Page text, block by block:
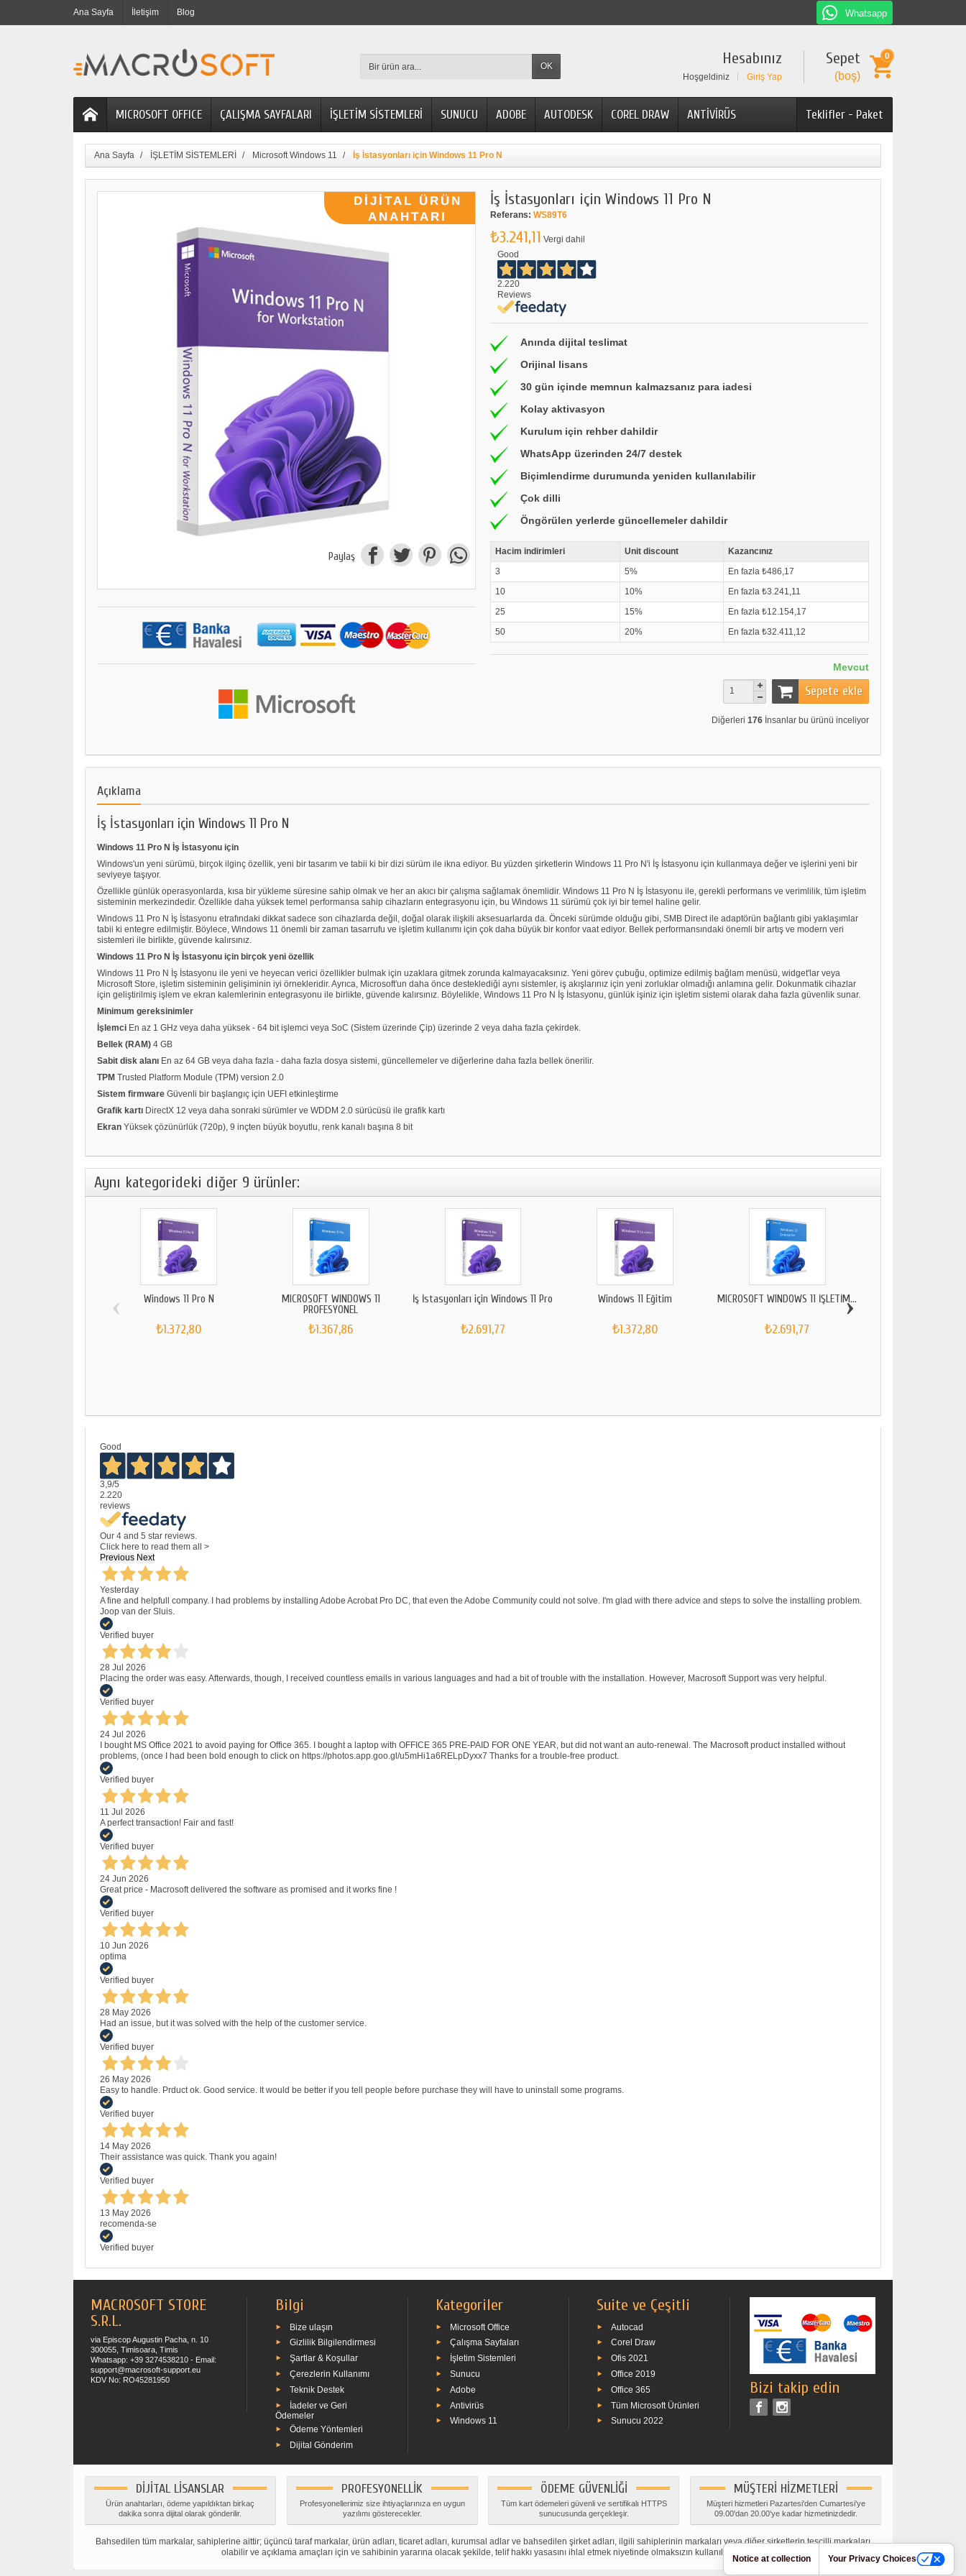
Ana Sayfa İletişim Blog Whatsapp
OK Sepet
(boş)
0
Hesabınız
Hoşgeldiniz Giriş Yap
Teklifler - Paket
MICROSOFT OFFICE ÇALIŞMA SAYFALARI İŞLETİM SİSTEMLERİ SUNUCU ADOBE AUTODESK COREL DRAW ANTİVİRÜS
Ana Sayfa İŞLETİM SİSTEMLERİ Microsoft Windows 11 İş İstasyonları için Windows 11 Pro N
Paylaş
İş İstasyonları için Windows 11 Pro N
Referans: WS89T6
₺3.241,11 Vergi dahil
Good
2.220
Reviews
Anında dijital teslimat
Orijinal lisans
30 gün içinde memnun kalmazsanız para iadesi
Kolay aktivasyon
Kurulum için rehber dahildir
WhatsApp üzerinden 24/7 destek
Biçimlendirme durumunda yeniden kullanılabilir
Çok dilli
Öngörülen yerlerde güncellemeler dahildir
Hacim indirimleri Unit discount
Kazancınız
3
5%
En fazla ₺486,17
10
10%
En fazla ₺3.241,11
25
15%
En fazla ₺12.154,17
50
20% En fazla ₺32.411,12
Mevcut
Sepete ekle
Diğerleri 176 İnsanlar bu ürünü inceliyor
Açıklama
İş İstasyonları için Windows 11 Pro N
Windows 11 Pro N İş İstasyonu için
Windows'un yeni sürümü, birçok ilginç özellik, yeni bir tasarım ve tabii ki bir dizi sürüm ile ikna ediyor. Bu yüzden şirketlerin Windows 11 Pro N'i İş İstasyonu için kullanmaya değer ve işlerini yeni bir
seviyeye taşıyor.
Özellikle günlük operasyonlarda, kısa bir yükleme süresine sahip olmak ve her an akıcı bir çalışma sağlamak önemlidir. Windows 11 Pro N İş İstasyonu ile, gerekli performans ve verimlilik, tüm işletim
sisteminin merkezindedir. Özellikle daha yüksek temel performansa sahip cihazların entegrasyonu için, bu Windows 11 sürümü çok iyi bir temel haline gelir.
Windows 11 Pro N İş İstasyonu etrafındaki dikkat sadece son cihazlarda değil, doğal olarak ilişkili aksesuarlarda da. Önceki sürümde olduğu gibi, SMB Direct ile adaptörün bağlantı gibi yaklaşımlar
tabii ki entegre edilmiştir. Böylece, Windows 11 önemli bir zaman tasarrufu ve işletim kullanımı için çok daha büyük bir konfor vaat ediyor. Bellek performansındaki önemli bir artış ve modern veri
sistemleri ile birlikte, güvende kalırsınız.
Windows 11 Pro N İş İstasyonu için birçok yeni özellik
Windows 11 Pro N İş İstasyonu ile yeni ve heyecan verici özellikler bulmak için uzaklara gitmek zorunda kalmayacaksınız. Yeni görev çubuğu, optimize edilmiş bağlam menüsü, widget'lar veya
Microsoft Store, işletim sisteminin gelişiminin iyi örnekleridir. Ayrıca, Microsoft'un daha önce desteklediği aynı sistemler, iş akışlarınız için yeni zorluklar olmadığı anlamına gelir. Dokunmatik cihazlar
için geliştirilmiş işlem ve ekran kalemlerinin entegrasyonu ile birlikte, güvende kalırsınız. Böylelikle, Windows 11 Pro N İş İstasyonu, günlük işiniz için işletim sistemi olarak daha fazla güvenlik sunar.
Minimum gereksinimler
İşlemci En az 1 GHz veya daha yüksek - 64 bit işlemci veya SoC (Sistem üzerinde Çip) üzerinde 2 veya daha fazla çekirdek.
Bellek (RAM) 4 GB
Sabit disk alanı En az 64 GB veya daha fazla - daha fazla dosya sistemi, güncellemeler ve diğerlerine daha fazla bellek önerilir.
TPM Trusted Platform Module (TPM) version 2.0
Sistem firmware Güvenli bir başlangıç için UEFI etkinleştirme
Grafik kartı DirectX 12 veya daha sonraki sürümler ve WDDM 2.0 sürücüsü ile grafik kartı
Ekran Yüksek çözünürlük (720p), 9 inçten büyük boyutlu, renk kanalı başına 8 bit
Aynı kategorideki diğer 9 ürünler:
Windows 11 Pro N
₺1.372,80
MICROSOFT WINDOWS 11
PROFESYONEL
₺1.367,86
İş İstasyonları için Windows 11 Pro
₺2.691,77
Windows 11 Eğitim
₺1.372,80
MICROSOFT WINDOWS 11 İŞLETİM...
₺2.691,77
‹ ›
Good
3,9/5
2.220
reviews
Our 4 and 5 star reviews.
Click here to read them all >
Previous Next
Yesterday
A fine and helpfull company. I had problems by installing Adobe Acrobat Pro DC, that even the Adobe Community could not solve. I'm glad with there advice and steps to solve the installing problem.
Joop van der Sluis.
Verified buyer
28 Jul 2026
Placing the order was easy. Afterwards, though, I received countless emails in various languages and had a bit of trouble with the installation. However, Macrosoft Support was very helpful.
Verified buyer
24 Jul 2026
I bought MS Office 2021 to avoid paying for Office 365. I bought a laptop with OFFICE 365 PRE-PAID FOR ONE YEAR, but did not want an auto-renewal. The Macrosoft product installed without
problems, (once I had been bold enough to click on https://photos.app.goo.gl/u5mHi1a6RELpDyxx7 Thanks for a trouble-free product.
Verified buyer
11 Jul 2026
A perfect transaction! Fair and fast!
Verified buyer
24 Jun 2026
Great price - Macrosoft delivered the software as promised and it works fine !
Verified buyer
10 Jun 2026
optima
Verified buyer
28 May 2026
Had an issue, but it was solved with the help of the customer service.
Verified buyer
26 May 2026
Easy to handle. Prduct ok. Good service. It would be better if you tell people before purchase they will have to uninstall some programs.
Verified buyer
14 May 2026
Their assistance was quick. Thank you again!
Verified buyer
13 May 2026
recomenda-se
Verified buyer
MACROSOFT STORE
S.R.L.
via Episcop Augustin Pacha, n. 10
300055, Timisoara, Timis
Whatsapp: +39 3274538210 - Email:
support@macrosoft-support.eu
KDV No: RO45281950
Bilgi
Bize ulaşın
Gizlilik Bilgilendirmesi
Şartlar & Koşullar
Çerezlerin Kullanımı
Teknik Destek
İadeler ve Geri
Ödemeler
Ödeme Yöntemleri
Dijital Gönderim
Kategoriler
Microsoft Office
Çalışma Sayfaları
İşletim Sistemleri
Sunucu
Adobe
Antivirüs
Windows 11
Suite ve Çeşitli
Autocad
Corel Draw
Ofis 2021
Office 2019
Office 365
Tüm Microsoft Ürünleri
Sunucu 2022
Bizi takip edin
DIJITAL LISANSLAR
Ürün anahtarları, ödeme yapıldıktan birkaç
dakika sonra dijital olarak gönderilir.
PROFESYONELLIK
Profesyonellerimiz size ihtiyaçlarınıza en uygun
yazılımı gösterecekler.
ÖDEME GÜVENLIĞI
Tüm kart ödemeleri güvenli ve sertifikalı HTTPS
sunucusunda gerçekleşir.
MÜŞTERI HIZMETLERI
Müşteri hizmetleri Pazartesi'den Cumartesi'ye
09.00'dan 20.00'ye kadar hizmetinizdedir.
Bahsedilen tüm markalar, sahiplerine aittir; üçüncü taraf markalar, ürün adları, ticaret adları, kurumsal adlar ve bahsedilen şirket adları, ilgili sahiplerinin markaları veya diğer şirketlerin tescilli markaları
olabilir ve açıklama amaçları için ve sahibinin yararına olacak şekilde, telif hakkı yasasını ihlal etmek niyetinde olmaksızın kullanılmıştır.
Your Privacy Choices
Notice at collection